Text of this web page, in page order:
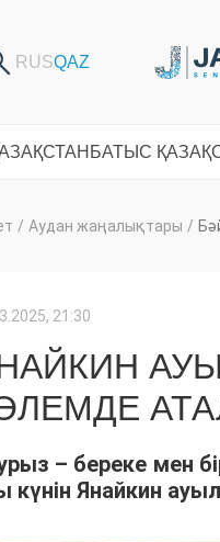
БАТЫС
/ Аудан жаңалықтары /
21:30
– береке мен
күнін Янайкин